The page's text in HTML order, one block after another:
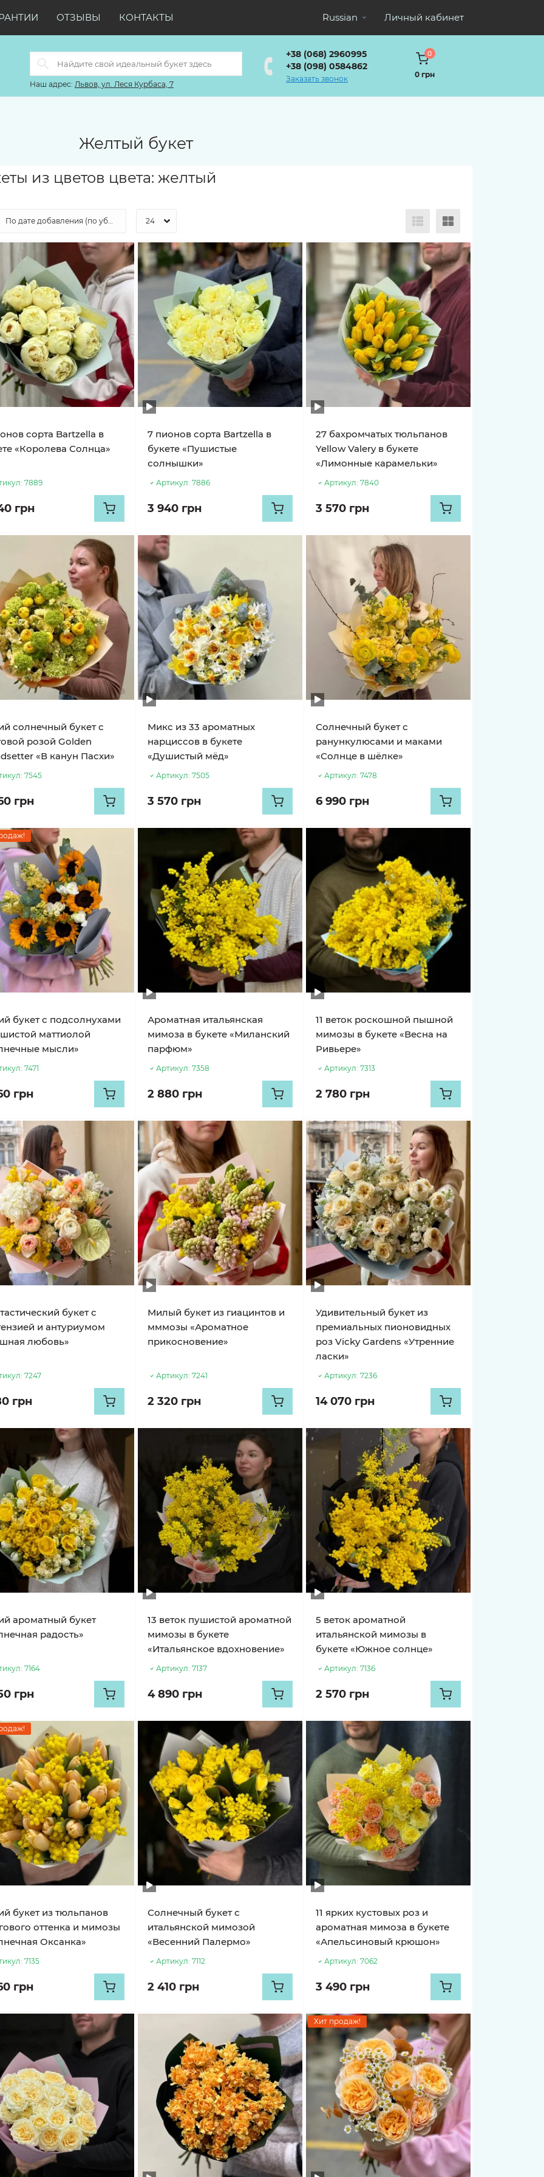
ОТЗЫВЫ КОНТАКТЫ Russian Личный кабинет
Наш адрес: Львов, ул. Леся Курбаса, 7
+38 (068) 2960995
+38 (098) 0584862
Заказать звонок
0
0 грн
Желтый букет
из цветов цвета: желтый
сорта Bartzella в
«Королева Солнца»
7889
грн
7 пионов сорта Bartzella в
букете «Пушистые
солнышки»
Артикул: 7886
3 940 грн
27 бахромчатых тюльпанов
Yellow Valery в букете
«Лимонные карамельки»
Артикул: 7840
3 570 грн
солнечный букет с
розой Golden
«В канун Пасхи»
7545
грн
Микс из 33 ароматных
нарциссов в букете
«Душистый мёд»
Артикул: 7505
3 570 грн
Солнечный букет с
ранункулюсами и маками
«Солнце в шёлке»
Артикул: 7478
6 990 грн
букет с подсолнухами
маттиолой
мысли»
7471
грн
Ароматная итальянская
мимоза в букете «Миланский
парфюм»
Артикул: 7358
2 880 грн
11 веток роскошной пышной
мимозы в букете «Весна на
Ривьере»
Артикул: 7313
2 780 грн
букет с
и антуриумом
любовь»
7247
грн
Милый букет из гиацинтов и
мммозы «Ароматное
прикосновение»
Артикул: 7241
2 320 грн
Удивительный букет из
премиальных пионовидных
роз Vicky Gardens «Утренние
ласки»
Артикул: 7236
14 070 грн
ароматный букет
радость»
7164
грн
13 веток пушистой ароматной
мимозы в букете
«Итальянское вдохновение»
Артикул: 7137
4 890 грн
5 веток ароматной
итальянской мимозы в
букете «Южное солнце»
Артикул: 7136
2 570 грн
букет из тюльпанов
оттенка и мимозы
Оксанка»
7135
грн
Солнечный букет с
итальянской мимозой
«Весенний Палермо»
Артикул: 7112
2 410 грн
11 ярких кустовых роз и
ароматная мимоза в букете
«Апельсиновый крюшон»
Артикул: 7062
3 490 грн
Хит продаж!